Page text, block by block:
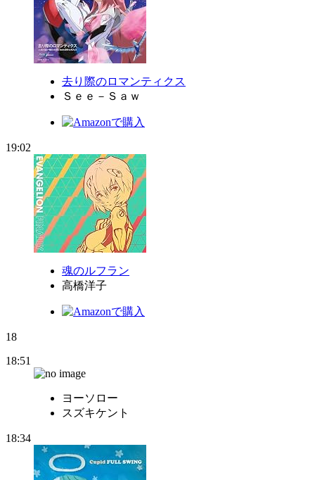
去り際のロマンティクス
Ｓｅｅ－Ｓａｗ
19:02
魂のルフラン
高橋洋子
18
18:51
ヨーソロー
スズキケント
18:34